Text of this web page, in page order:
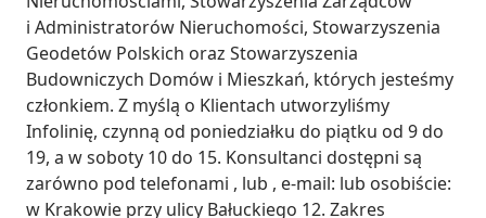
i Administratorów Nieruchomości, Stowarzyszenia
Geodetów Polskich oraz Stowarzyszenia
Budowniczych Domów i Mieszkań, których jesteśmy
członkiem. Z myślą o Klientach utworzyliśmy
Infolinię, czynną od poniedziałku do piątku od 9 do
19, a w soboty 10 do 15. Konsultanci dostępni są
zarówno pod telefonami , lub , e-mail: lub osobiście:
w Krakowie przy ulicy Bałuckiego 12. Zakres